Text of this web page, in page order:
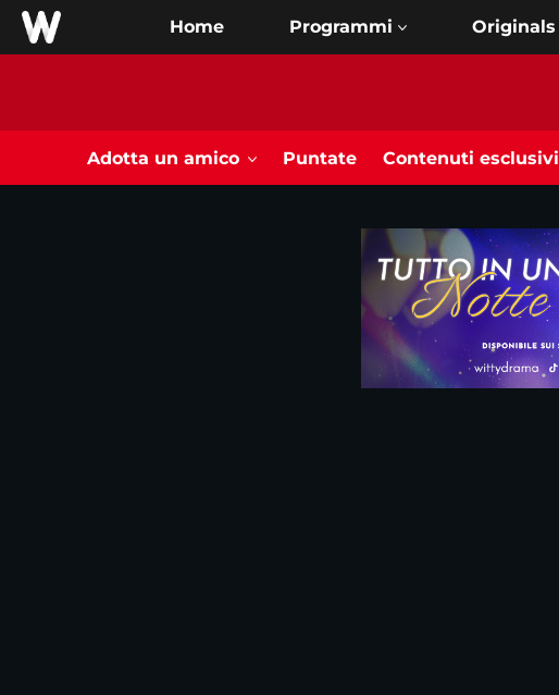
Home Originals
Adotta un amico Puntate Contenuti esclusivi